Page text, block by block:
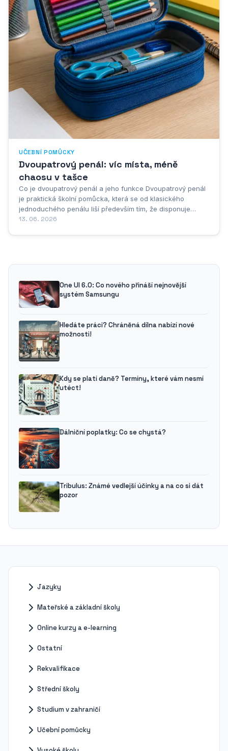
UČEBNÍ POMŮCKY
Dvoupatrový penál: víc místa, méně
chaosu v tašce
Co je dvoupatrový penál a jeho funkce Dvoupatrový penál
je praktická školní pomůcka, která se od klasického
jednoduchého penálu liší především tím, že disponuje
dvěma oddělenými patry neboli přihrádkami, jež umožňují
13. 06. 2026
One UI 6.0: Co nového přináší nejnovější
systém Samsungu
Hledáte práci? Chráněná dílna nabízí nové
možnosti!
Kdy se platí daně? Termíny, které vám nesmí
utéct!
Dálniční poplatky: Co se chystá?
Tribulus: Známé vedlejší účinky a na co si dát
pozor
Jazyky
Mateřské a základní školy
Online kurzy a e-learning
Ostatní
Rekvalifikace
Střední školy
Studium v zahraničí
Učební pomůcky